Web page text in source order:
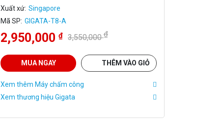
Xuất xứ: Singapore
Mã SP: GIGATA-T8-A
2,950,000 ₫ 3,550,000₫
MUA NGAY THÊM VÀO GIỎ
Xem thêm Máy chấm công
Xem thương hiệu Gigata